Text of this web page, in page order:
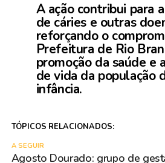
A ação contribui para
de cáries e outras
reforçando o
Prefeitura de Rio
promoção da saúde e
de vida da população
infância.
TÓPICOS RELACIONADOS:
A SEGUIR
Agosto Dourado: grupo de